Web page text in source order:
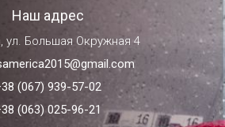
Наш адрес
ул. Большая Окружная 4
(067) 939-57-02
(063) 025-96-21